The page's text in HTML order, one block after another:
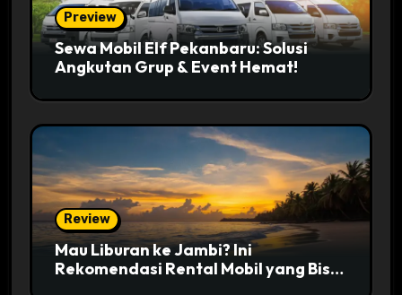
Preview
Sewa Mobil Elf Pekanbaru: Solusi
Angkutan Grup & Event Hemat!
Review
Mau Liburan ke Jambi? Ini
Rekomendasi Rental Mobil yang Bisa